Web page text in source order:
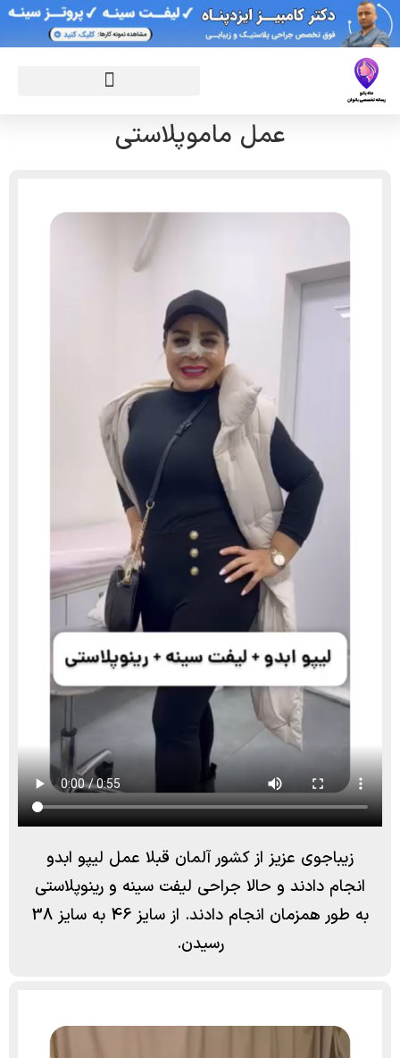
عمل ماموپلاستی
زیباجوی عزیز از کشور آلمان قبلا عمل لیپو ابدو
انجام دادند و حالا جراحی لیفت سینه و رینوپلاستی
به طور همزمان انجام دادند. از سایز 46 به سایز 38
رسیدن.